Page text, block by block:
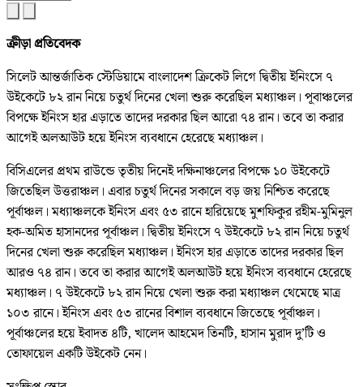
ক্রীড়া প্রতিবেদক
সিলেট আন্তর্জাতিক স্টেডিয়ামে বাংলাদেশ ক্রিকেট লিগে দ্বিতীয় ইনিংসে ৭
উইকেটে ৮২ রান নিয়ে চতুর্থ দিনের খেলা শুরু করেছিল মধ্যাঞ্চল। পূবাঞ্চলের
বিপক্ষে ইনিংস হার এড়াতে তাদের দরকার ছিল আরো ৭৪ রান। তবে তা করার
আগেই অলআউট হয়ে ইনিংস ব্যবধানে হেরেছে মধ্যাঞ্চল।
বিসিএলের প্রথম রাউন্ডে তৃতীয় দিনেই দক্ষিনাঞ্চলের বিপক্ষে ১০ উইকেটে
জিতেছিল উত্তরাঞ্চল। এবার চতুর্থ দিনের সকালে বড় জয় নিশ্চিত করেছে
পূর্বাঞ্চল। মধ্যাঞ্চলকে ইনিংস এবং ৫৩ রানে হারিয়েছে মুশফিকুর রহীম-মুমিনুল
হক-অমিত হাসানদের পূর্বাঞ্চল। দ্বিতীয় ইনিংসে ৭ উইকেটে ৮২ রান নিয়ে চতুর্থ
দিনের খেলা শুরু করেছিল মধ্যাঞ্চল। ইনিংস হার এড়াতে তাদের দরকার ছিল
আরও ৭৪ রান। তবে তা করার আগেই অলআউট হয়ে ইনিংস ব্যবধানে হেরেছে
মধ্যাঞ্চল। ৭ উইকেটে ৮২ রান নিয়ে খেলা শুরু করা মধ্যাঞ্চল থেমেছে মাত্র
১০৩ রানে। ইনিংস এবং ৫৩ রানের বিশাল ব্যবধানে জিতেছে পূর্বাঞ্চল।
পূর্বাঞ্চলের হয়ে ইবাদত ৪টি, খালেদ আহমেদ তিনটি, হাসান মুরাদ দু’টি ও
তোফায়েল একটি উইকেট নেন।